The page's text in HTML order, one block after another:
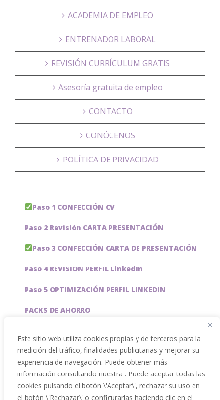
Este sitio web utiliza cookies propias y de terceros para la
medición del tráfico, finalidades publicitarias y mejorar su
experiencia de navegación. Puede obtener más
información consultando nuestra . Puede aceptar todas las
cookies pulsando el botón \'Aceptar\', rechazar su uso en
el botón \'Rechazar\' o configurarlas haciendo clic en el
ACADEMIA DE EMPLEO
ENTRENADOR LABORAL
REVISIÓN CURRÍCULUM GRATIS
Asesoría gratuita de empleo
CONTACTO
CONÓCENOS
POLÍTICA DE PRIVACIDAD
Paso 1 CONFECCIÓN CV
Paso 2 Revisión CARTA PRESENTACIÓN
Paso 3 CONFECCIÓN CARTA DE PRESENTACIÓN
Paso 4 REVISION PERFIL LinkedIn
Paso 5 OPTIMIZACIÓN PERFIL LINKEDIN
PACKS DE AHORRO
Servicios especiales